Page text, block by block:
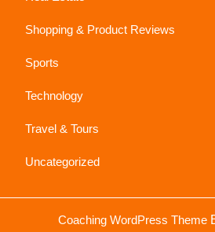
Shopping & Product Reviews
Sports
Technology
Travel & Tours
Uncategorized
Coaching WordPress Theme